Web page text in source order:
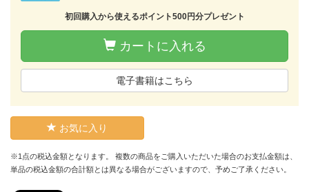
初回購入から使えるポイント500円分プレゼント
カートに入れる
電子書籍はこちら
お気に入り
※1点の税込金額となります。 複数の商品をご購入いただいた場合のお支払金額は、
単品の税込金額の合計額とは異なる場合がございますので、予めご了承ください。